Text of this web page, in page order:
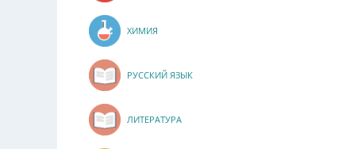
ХИМИЯ
РУССКИЙ ЯЗЫК
ЛИТЕРАТУРА